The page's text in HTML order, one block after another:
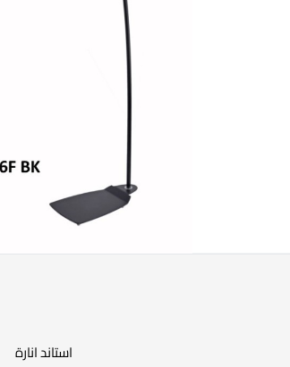
استاند انارة